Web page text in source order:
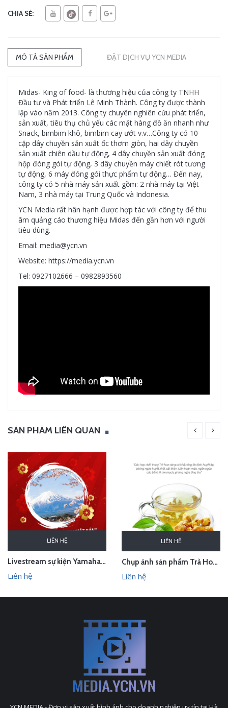
CHIA SẺ:
MÔ TẢ SẢN PHẨM ĐẶT DỊCH VỤ YCN MEDIA
Midas- King of food- là thương hiệu của công ty TNHH
Đầu tư và Phát triển Lê Minh Thành. Công ty được thành
lập vào năm 2013. Công ty chuyên nghiên cứu phát triển,
sản xuất, tiêu thụ chủ yếu các mặt hàng đồ ăn nhanh như
Snack, bimbim khô, bimbim cay ướt v.v…Công ty có 10
cặp dây chuyền sản xuất ốc thơm giòn, hai dây chuyền
sản xuất chiên dầu tự động, 4 dây chuyền sản xuất đóng
hộp đóng gói tự động, 3 dây chuyền máy chiết rót tương
tự động, 6 máy đóng gói thực phẩm tự động… Đến nay,
công ty có 5 nhà máy sản xuất gồm: 2 nhà máy tại Việt
Nam, 3 nhà máy tại Trung Quốc và Indonesia.
YCN Media rất hân hạnh được hợp tác với công ty để thu
âm quảng cáo thương hiệu Midas đến gần hơn với người
tiêu dùng.
Email: media@ycn.vn
Website: https://media.ycn.vn
Tel: 0927102666 – 0982893560
SẢN PHẨM LIÊN QUAN
LIÊN HỆ
Livestream sự kiện Yamaha - lễ bốc thăm chuyến du lịch Nhật Bản 100 triệu - Hà Nội
Liên hệ
LIÊN HỆ
Chụp ảnh sản phẩm Trà Hoa Vàng - Kim Hoa Trà tại studio Hà Nội
Liên hệ